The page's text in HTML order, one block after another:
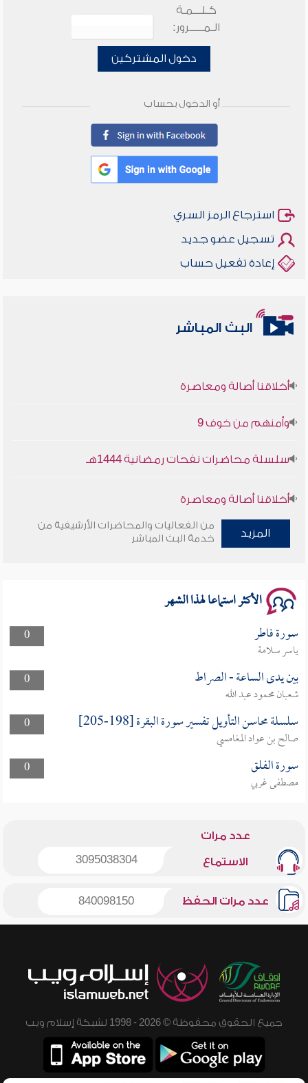
كـلـــمـة
الـمـــــرور:
دخول المشتركين
أو الدخول بحساب
استرجاع الرمز السري
تسجيل عضو جديد
إعادة تفعيل حساب
البث المباشر
أخلاقنا أصالة ومعاصرة
وأمنهم من خوف 9
سلسلة محاضرات نفحات رمضانية 1444هـ
أخلاقنا أصالة ومعاصرة
وأمنهم من خوف 9
المزيد
من الفعاليات والمحاضرات الأرشيفية من
خدمة البث المباشر
الأكثر استماعا لهذا الشهر
0 سورة فاطر
ياسر سلامة
0
بين يدى الساعة - الصراط
شعبان محمود عبد الله
0
سلسلة محاسن التأويل تفسير سورة البقرة [198-205]
صالح بن عواد المغامسي
0
سورة الفلق
مصطفى غربي
عدد مرات
الاستماع 3095038304
عدد مرات الحفظ 840098150
جميع الحقوق محفوظة © 2026 - 1998 لشبكة إسلام ويب